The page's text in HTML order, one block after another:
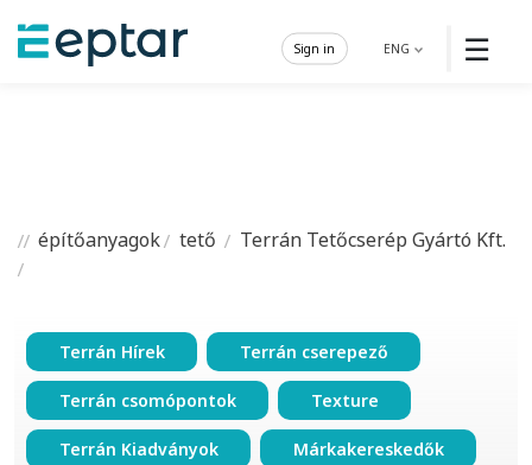
☰
ENG
Sign in
építőanyagok tető Terrán Tetőcserép Gyártó Kft.
Terrán Hírek Terrán cserepező
Terrán csomópontok Texture
Terrán Kiadványok Márkakereskedők